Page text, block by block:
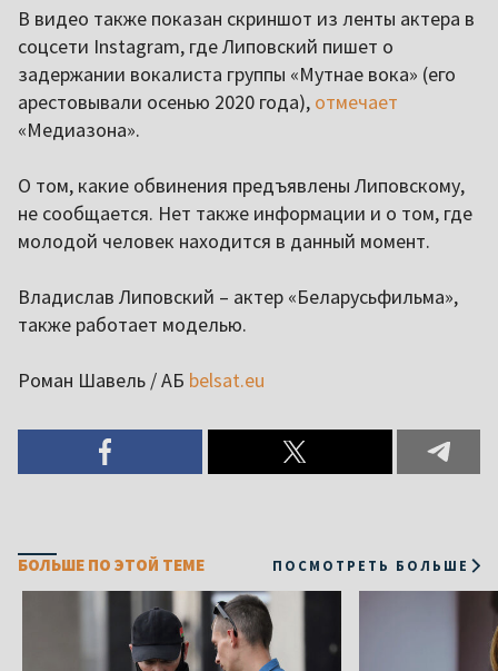
В видео также показан скриншот из ленты актера в
соцсети Instagram, где Липовский пишет о
задержании вокалиста группы «Мутнае вока» (его
арестовывали осенью 2020 года), отмечает
«Медиазона».
О том, какие обвинения предъявлены Липовскому,
не сообщается. Нет также информации и о том, где
молодой человек находится в данный момент.
Владислав Липовский – актер «Беларусьфильма»,
также работает моделью.
Роман Шавель / АБ belsat.eu
БОЛЬШЕ ПО ЭТОЙ ТЕМЕ ПОСМОТРЕТЬ БОЛЬШЕ